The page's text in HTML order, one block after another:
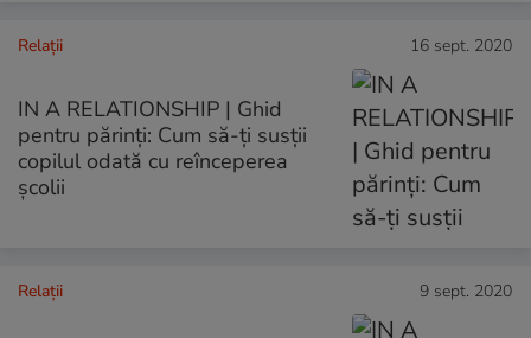
Relații 16 sept. 2020
IN A RELATIONSHIP | Ghid
pentru părinți: Cum să-ți susții
copilul odată cu reînceperea
școlii
Relații 9 sept. 2020